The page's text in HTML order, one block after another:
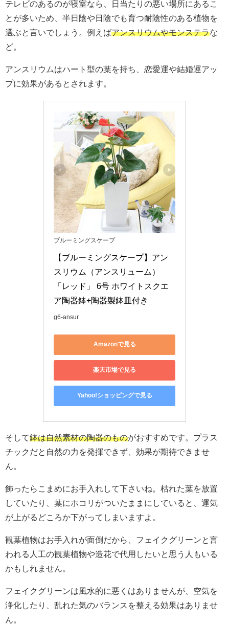
テレビのあるのが寝室なら、日当たりの悪い場所にあるこ
とが多いため、半日陰や日陰でも育つ耐陰性のある植物を
選ぶと言いでしょう。例えばアンスリウムやモンステラな
ど。
アンスリウムはハート型の葉を持ち、 恋愛運や結婚運アッ
プに効果があるとされます。
ブルーミングスケープ
【ブルーミングスケープ】アン
スリウム（アンスリューム）
「レッド」 6号 ホワイトスクエ
ア陶器鉢+陶器製鉢皿付き
g6-ansur
Amazonで見る
楽天市場で見る
Yahoo!ショッピングで見る
そして鉢は自然素材の陶器のものがおすすめです。プラス
チックだと自然の力を発揮できず、効果が期待できませ
ん。
飾ったらこまめにお手入れして下さいね。枯れた葉を放置
していたり、葉にホコリがついたままにしていると、運気
が上がるどころか下がってしまいますよ。
観葉植物はお手入れが面倒だから、フェイクグリーンと言
われる人工の観葉植物や造花で代用したいと思う人もいる
かもしれません。
フェイクグリーンは風水的に悪くはありませんが、空気を
浄化したり、乱れた気のバランスを整える効果はありませ
ん。